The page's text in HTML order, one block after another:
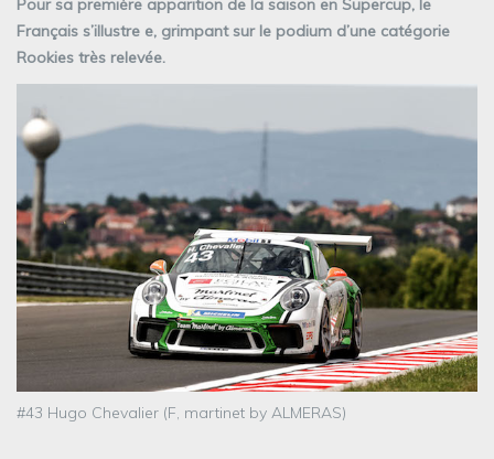
Pour sa première apparition de la saison en Supercup, le
Français s’illustre e, grimpant sur le podium d’une catégorie
Rookies très relevée.
#43 Hugo Chevalier (F, martinet by ALMERAS)